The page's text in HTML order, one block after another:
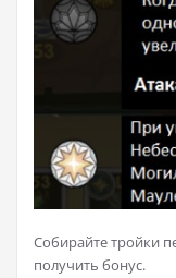
Собирайте тройки
получить бонус.